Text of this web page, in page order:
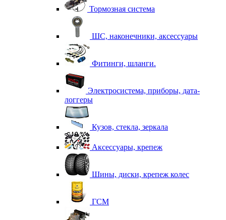
Тормозная система
ШС, наконечники, аксессуары
Фитинги, шланги.
Электросистема, приборы, дата-
логгеры
Кузов, стекла, зеркала
Аксессуары, крепеж
Шины, диски, крепеж колес
ГСМ